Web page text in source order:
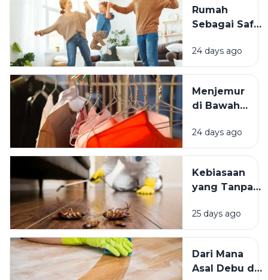
Terasa
Istimewa?
Rumah
Sebagai Safe
Mengapa
Lingkungan
Tinggal yang
Bersih
Kesejahteraan
Kita?
24 days ago
Menjemur
di Bawah
atau Di
Tempat
Mana yang
Lebih
24 days ago
Kebiasaan
yang Tanpa
Mengundang
Kecoak,
Hama
Lainnya Ke
25 days ago
Dari Mana
Asal Debu di